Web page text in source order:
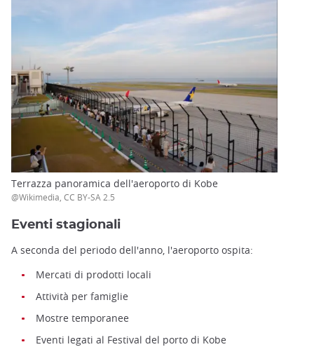
Terrazza panoramica dell'aeroporto di Kobe
@Wikimedia, CC BY-SA 2.5
Eventi stagionali
A seconda del periodo dell'anno, l'aeroporto ospita:
Mercati di prodotti locali
Attività per famiglie
Mostre temporanee
Eventi legati al Festival del porto di Kobe